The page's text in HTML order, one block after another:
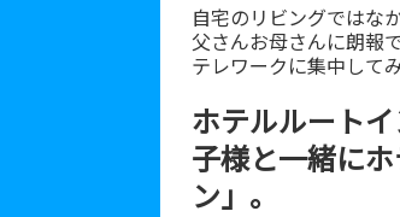
自宅のリビングではな
父さんお母さんに朗報
テレワークに集中して
ホテルルート
子様と一緒に
ン」。